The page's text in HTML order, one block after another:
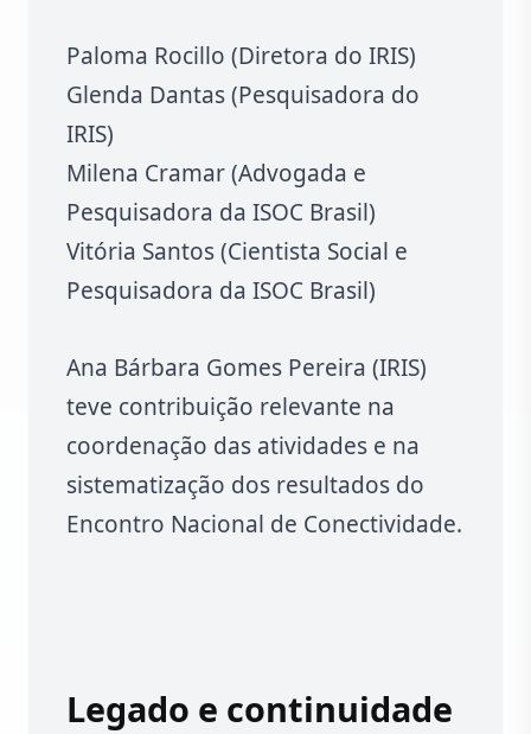
Paloma Rocillo (Diretora do IRIS)
Glenda Dantas (Pesquisadora do
IRIS)
Milena Cramar (Advogada e
Pesquisadora da ISOC Brasil)
Vitória Santos (Cientista Social e
Pesquisadora da ISOC Brasil)
Ana Bárbara Gomes Pereira (IRIS)
teve contribuição relevante na
coordenação das atividades e na
sistematização dos resultados do
Encontro Nacional de Conectividade.
Legado e continuidade